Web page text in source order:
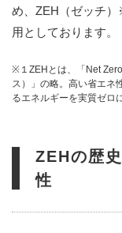
め、ZEH（ゼッチ
用としております。
※１ZEHとは、「Net
ス）」の略。高い省エネ
るエネルギーを実質ゼロ
ZEHの歴
性